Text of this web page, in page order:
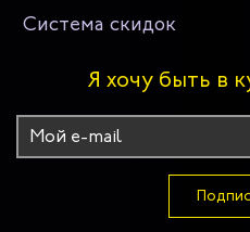
Система скидок
Я хочу быть в